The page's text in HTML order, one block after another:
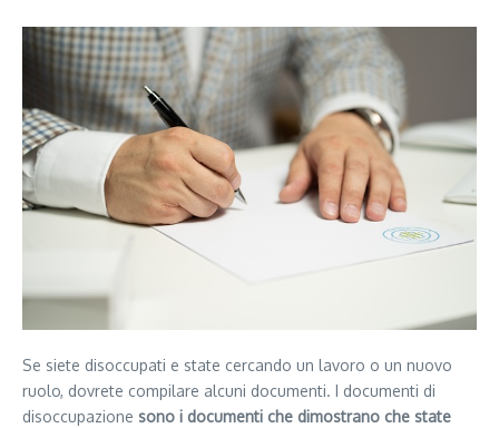
Se siete disoccupati e state cercando un lavoro o un nuovo
ruolo, dovrete compilare alcuni documenti. I documenti di
disoccupazione sono i documenti che dimostrano che state